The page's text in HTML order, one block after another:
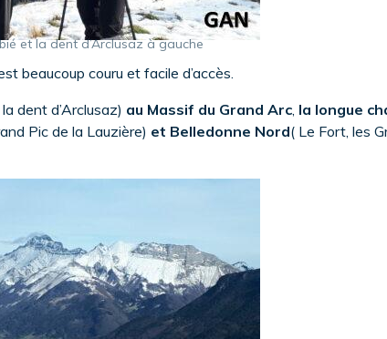
et la dent d’Arclusaz à gauche
beaucoup couru et facile d’accès.
dent d’Arclusaz) au Massif du Grand Arc, la longue
Pic de la Lauzière) et Belledonne Nord( Le Fort, les